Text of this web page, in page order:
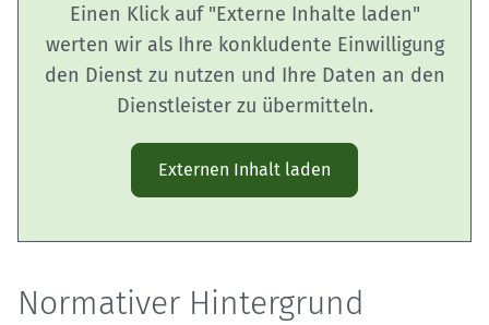
Einen Klick auf "Externe Inhalte laden"
werten wir als Ihre konkludente Einwilligung
den Dienst zu nutzen und Ihre Daten an den
Dienstleister zu übermitteln.
Externen Inhalt laden
Normativer Hintergrund